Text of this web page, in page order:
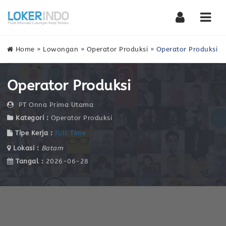
Home » Lowongan » Operator Produksi » Operator Produksi
Operator Produksi
PT Onna Prima Utama
Kategori : Operator Produksi
Tipe Kerja : Full Time
Lokasi : Batam
Tangal : 2026-06-28